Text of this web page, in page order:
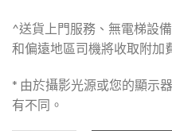
^送貨上門服務、無電梯設
和偏遠地區司機將收取附加
* 由於攝影光源或您的顯示
有不同。